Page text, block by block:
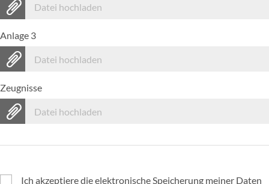
Datei hochladen
Anlage 3
Datei hochladen
Zeugnisse
Datei hochladen
Ich akzeptiere die elektronische Speicherung meiner Daten